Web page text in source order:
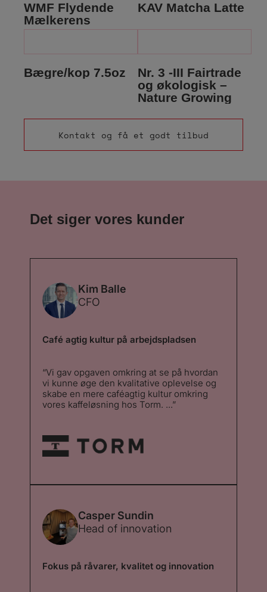
Kontakt og få et godt tilbud
WMF Flydende
Mælkerens
KAV Matcha Latte
Bægre/kop 7.5oz
Nr. 3 -III Fairtrade
og økologisk –
Nature Growing
Det siger vores kunder
Kim Balle
CFO
Café agtig kultur på arbejdspladsen
“Vi gav opgaven omkring at se på hvordan
vi kunne øge den kvalitative oplevelse og
skabe en mere caféagtig kultur omkring
vores kaffeløsning hos Torm. ...”
skabe en mere caféagtig kultur omkring
vores kaffeløsning hos Torm. Vi ønskede at
få vores medarbejdere og kunder i huset til
må siges at have været en klar succes. ”
Casper Sundin
Head of innovation
Fokus på råvarer, kvalitet og innovation